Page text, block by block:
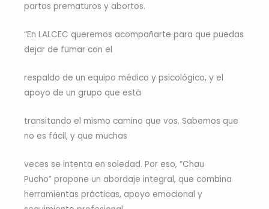
partos prematuros y abortos.
“En LALCEC queremos acompañarte para que puedas
dejar de fumar con el
respaldo de un equipo médico y psicológico, y el
apoyo de un grupo que está
transitando el mismo camino que vos. Sabemos que
no es fácil, y que muchas
veces se intenta en soledad. Por eso, “Chau
Pucho” propone un abordaje integral, que combina
herramientas prácticas, apoyo emocional y